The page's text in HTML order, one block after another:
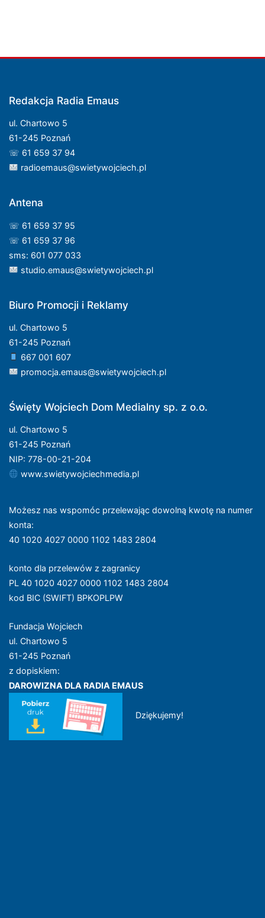
Redakcja Radia Emaus
ul. Chartowo 5
61-245 Poznań
☏ 61 659 37 94
radioemaus@swietywojciech.pl
Antena
☏ 61 659 37 95
☏ 61 659 37 96
sms: 601 077 033
studio.emaus@swietywojciech.pl
Biuro Promocji i Reklamy
ul. Chartowo 5
61-245 Poznań
667 001 607
promocja.emaus@swietywojciech.pl
Święty Wojciech Dom Medialny sp. z o.o.
ul. Chartowo 5
61-245 Poznań
NIP: 778-00-21-204
www.swietywojciechmedia.pl
Możesz nas wspomóc przelewając dowolną kwotę na numer
konta:
40 1020 4027 0000 1102 1483 2804
konto dla przelewów z zagranicy
PL 40 1020 4027 0000 1102 1483 2804
kod BIC (SWIFT) BPKOPLPW
Fundacja Wojciech
ul. Chartowo 5
61-245 Poznań
z dopiskiem:
DAROWIZNA DLA RADIA EMAUS
Dziękujemy!